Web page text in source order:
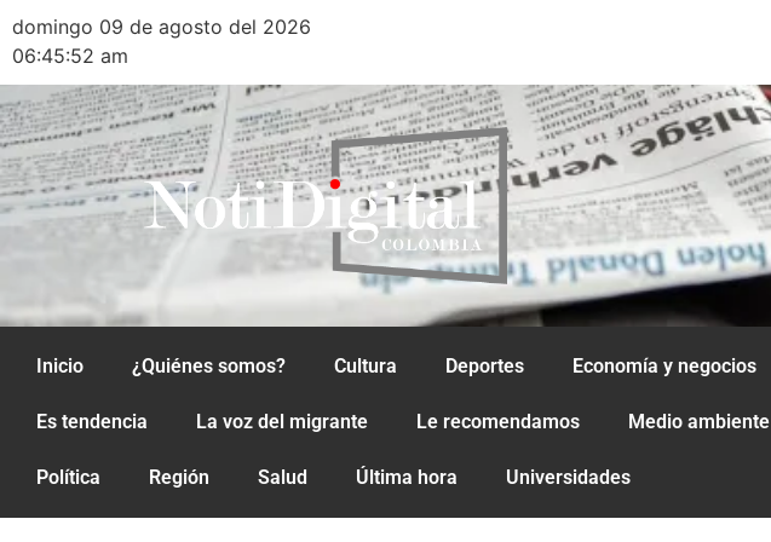
domingo 09 de agosto del 2026
06:45:52 am
Inicio ¿Quiénes somos? Cultura Deportes Economía y negocios
Es tendencia La voz del migrante Le recomendamos Medio ambiente
Política Región Salud Última hora Universidades